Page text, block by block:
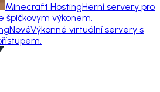
Minecraft HostingHerní servery pro
špičkovým výkonem.
NovéVýkonné virtuální servery s